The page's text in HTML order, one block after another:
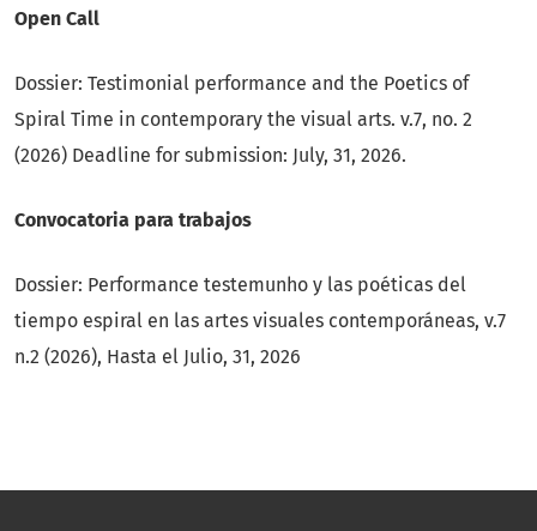
Open Call
Dossier: Testimonial performance and the Poetics of
Spiral Time in contemporary the visual arts. v.7, no. 2
(2026) Deadline for submission: July, 31, 2026.
Convocatoria para trabajos
Dossier: Performance testemunho y las poéticas del
tiempo espiral en las artes visuales contemporáneas, v.7
n.2 (2026), Hasta el Julio, 31, 2026